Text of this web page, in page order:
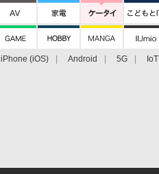
iPhone (iOS) Android 5G IoT